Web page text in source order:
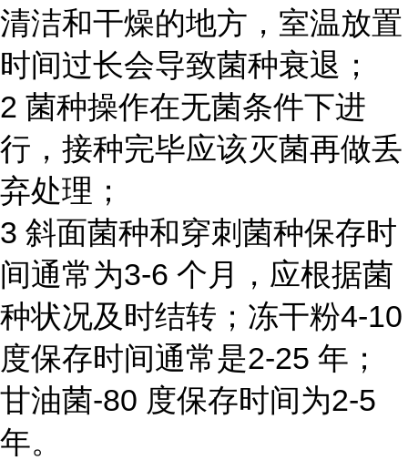
清洁和干燥的地方，室温放置
时间过长会导致菌种衰退；
2 菌种操作在无菌条件下进
行，接种完毕应该灭菌再做丢
弃处理；
3 斜面菌种和穿刺菌种保存时
间通常为3-6 个月，应根据菌
种状况及时结转；冻干粉4-10
度保存时间通常是2-25 年；
甘油菌-80 度保存时间为2-5
年。